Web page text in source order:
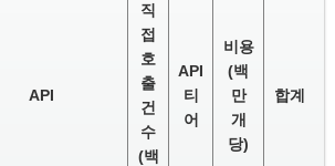
API
직
접
호
출
건
수
(백
API
티
어
비용
(백
만
개
당)
합계